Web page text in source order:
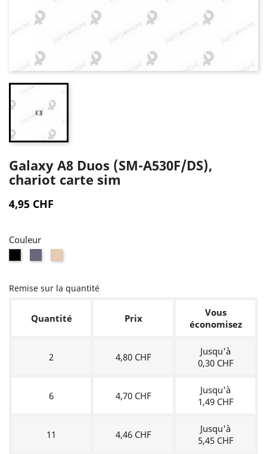
Galaxy A8 Duos (SM-A530F/DS),
chariot carte sim
4,95 CHF
Couleur
Remise sur la quantité
Quantité Prix
Vous
économisez
2 4,80 CHF
Jusqu'à
0,30 CHF
6 4,70 CHF
Jusqu'à
1,49 CHF
11 4,46 CHF
Jusqu'à
5,45 CHF